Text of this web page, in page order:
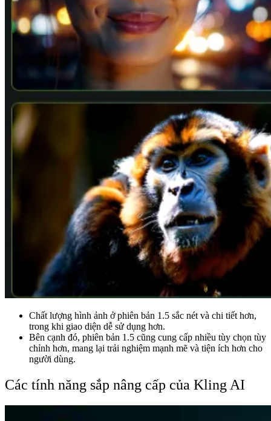
Chất lượng hình ảnh ở phiên bản 1.5 sắc nét và chi tiết hơn,
trong khi giao diện dễ sử dụng hơn.
Bên cạnh đó, phiên bản 1.5 cũng cung cấp nhiều tùy chọn tùy
chỉnh hơn, mang lại trải nghiệm mạnh mẽ và tiện ích hơn cho
người dùng.
Các tính năng sắp nâng cấp của Kling AI